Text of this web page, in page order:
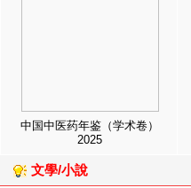
中国中医药年鉴（学术卷）
2025
文學/小說